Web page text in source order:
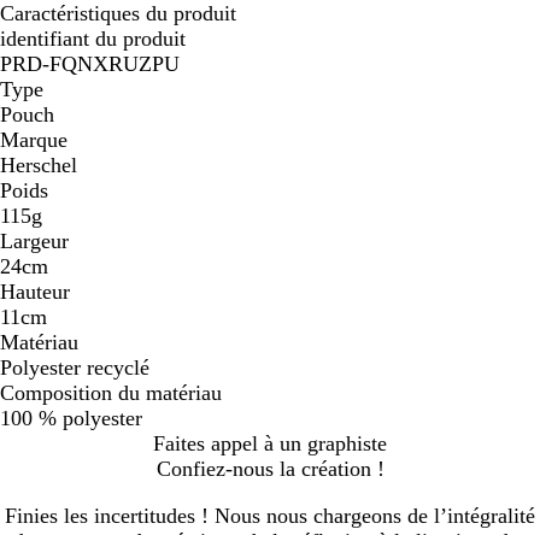
Caractéristiques du produit
identifiant du produit
PRD-FQNXRUZPU
Type
Pouch
Marque
Herschel
Poids
115g
Largeur
24cm
Hauteur
11cm
Matériau
Polyester recyclé
Composition du matériau
100 % polyester
Faites appel à un graphiste
Confiez-nous la création !
Finies les incertitudes ! Nous nous chargeons de l’intégralité